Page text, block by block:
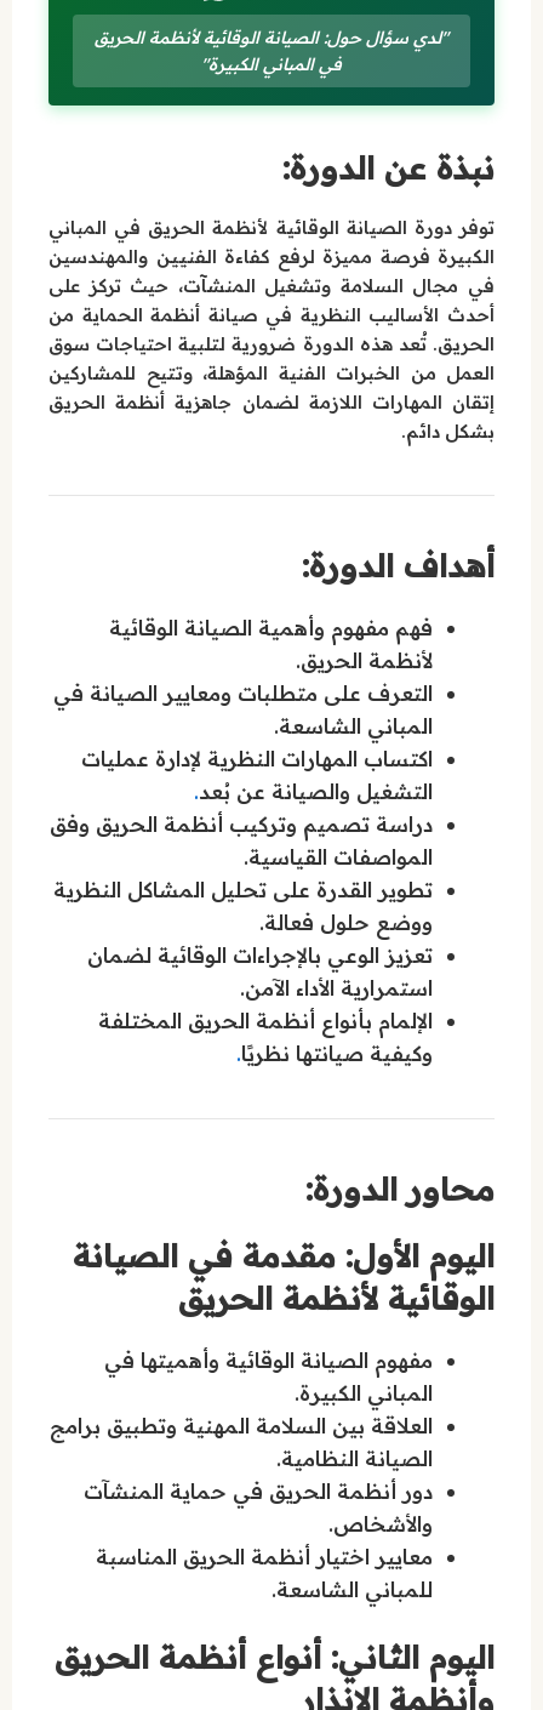
"لدي سؤال حول: الصيانة الوقائية لأنظمة الحريق
في المباني الكبيرة"
نبذة عن الدورة:
توفر دورة الصيانة الوقائية لأنظمة الحريق في المباني
الكبيرة فرصة مميزة لرفع كفاءة الفنيين والمهندسين
في مجال السلامة وتشغيل المنشآت، حيث تركز على
أحدث الأساليب النظرية في صيانة أنظمة الحماية من
الحريق. تُعد هذه الدورة ضرورية لتلبية احتياجات سوق
العمل من الخبرات الفنية المؤهلة، وتتيح للمشاركين
إتقان المهارات اللازمة لضمان جاهزية أنظمة الحريق
بشكل دائم.
أهداف الدورة:
فهم مفهوم وأهمية الصيانة الوقائية
لأنظمة الحريق.
التعرف على متطلبات ومعايير الصيانة في
المباني الشاسعة.
اكتساب المهارات النظرية لإدارة عمليات
التشغيل والصيانة عن بُعد.
دراسة تصميم وتركيب أنظمة الحريق وفق
المواصفات القياسية.
تطوير القدرة على تحليل المشاكل النظرية
ووضع حلول فعالة.
تعزيز الوعي بالإجراءات الوقائية لضمان
استمرارية الأداء الآمن.
الإلمام بأنواع أنظمة الحريق المختلفة
وكيفية صيانتها نظريًا.
محاور الدورة:
اليوم الأول: مقدمة في الصيانة
الوقائية لأنظمة الحريق
مفهوم الصيانة الوقائية وأهميتها في
المباني الكبيرة.
العلاقة بين السلامة المهنية وتطبيق برامج
الصيانة النظامية.
دور أنظمة الحريق في حماية المنشآت
والأشخاص.
معايير اختيار أنظمة الحريق المناسبة
للمباني الشاسعة.
اليوم الثاني: أنواع أنظمة الحريق
وأنظمة الإنذار